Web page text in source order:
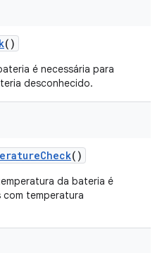
()
é necessária para
desconhecido.
Check()
da bateria é
temperatura